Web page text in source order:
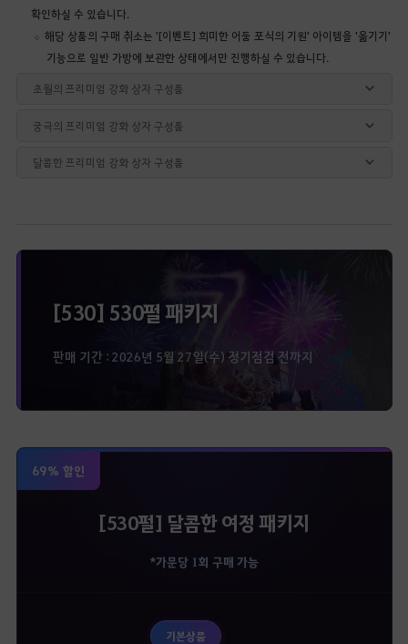
확인하실 수 있습니다.
해당 상품의 구매 취소는 '[이벤트] 희미한 어둠 포식의 기원' 아이템을 '옮기기'
기능으로 일반 가방에 보관한 상태에서만 진행하실 수 있습니다.
초월의 프리미엄 강화 상자 구성품
궁극의 프리미엄 강화 상자 구성품
달콤한 프리미엄 강화 상자 구성품
[530] 530펄 패키지
판매 기간 : 2026년 5월 27일(수) 정기점검 전까지
69% 할인
[530펄] 달콤한 여정 패키지
*가문당 1회 구매 가능
기본상품